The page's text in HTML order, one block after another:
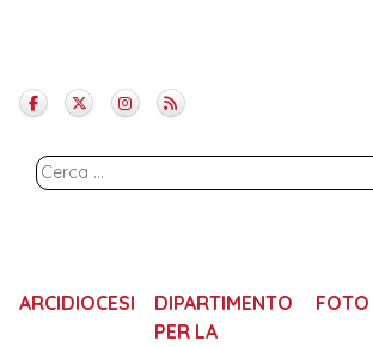
Ricerca
ARCIDIOCESI
DIPARTIMENTO
PER LA
FOTO